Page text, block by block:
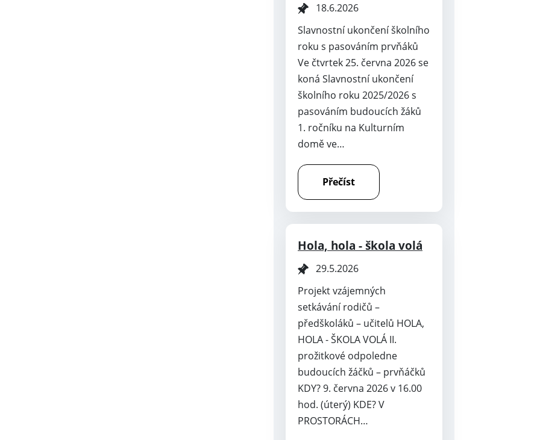
18.6.2026
Slavnostní ukončení školního
roku s pasováním prvňáků
Ve čtvrtek 25. června 2026 se
koná Slavnostní ukončení
školního roku 2025/2026 s
pasováním budoucích žáků
1. ročníku na Kulturním
domě ve…
Přečíst
Hola, hola - škola volá
29.5.2026
Projekt vzájemných
setkávání rodičů –
předškoláků – učitelů HOLA,
HOLA - ŠKOLA VOLÁ II.
prožitkové odpoledne
budoucích žáčků – prvňáčků
KDY? 9. června 2026 v 16.00
hod. (úterý) KDE? V
PROSTORÁCH…